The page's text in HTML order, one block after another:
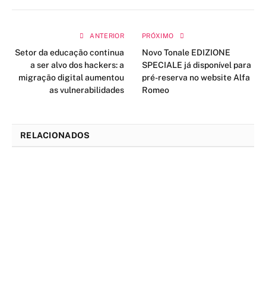
ANTERIOR
Setor da educação continua
a ser alvo dos hackers: a
migração digital aumentou
as vulnerabilidades
PRÓXIMO
Novo Tonale EDIZIONE
SPECIALE já disponível para
pré-reserva no website Alfa
Romeo
RELACIONADOS